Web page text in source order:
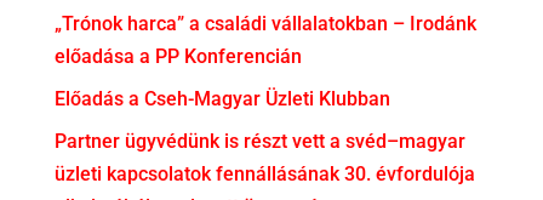
„Trónok harca” a családi vállalatokban – Irodánk
előadása a PP Konferencián
Előadás a Cseh-Magyar Üzleti Klubban
Partner ügyvédünk is részt vett a svéd–magyar
üzleti kapcsolatok fennállásának 30. évfordulója